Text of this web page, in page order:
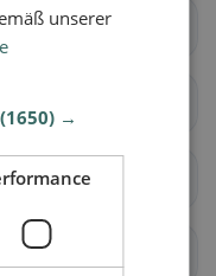
(AG)
unserer
(1650) →